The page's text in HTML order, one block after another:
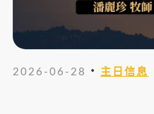
2026-06-28 ・ 主日信息